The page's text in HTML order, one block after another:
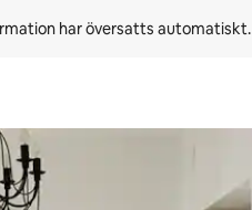
har översatts automatiskt.